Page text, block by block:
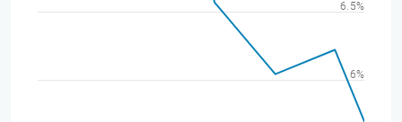
6%
6.5%